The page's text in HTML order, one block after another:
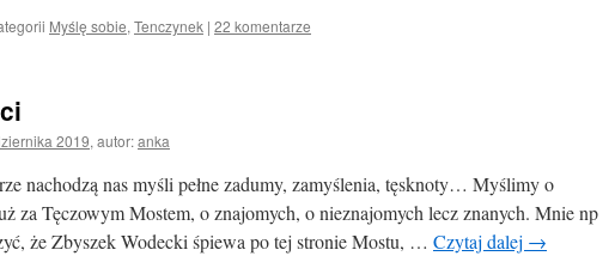
Myślę sobie, Tenczynek | 22 komentarze
2019, autor:anka
nachodzą nas myśli pełne zadumy, zamyślenia, tęsknoty… Myślimy o
za Tęczowym Mostem, o znajomych, o nieznajomych lecz znanych. Mnie np
że Zbyszek Wodecki śpiewa po tej stronie Mostu, … Czytaj dalej →